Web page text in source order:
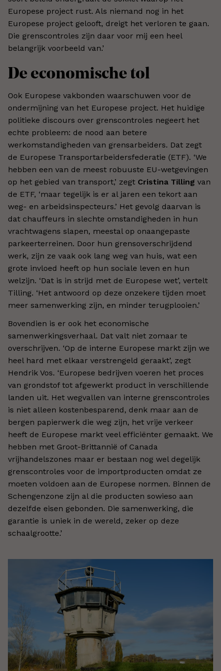
Europese project rust. Als niemand nog in het
Europese project gelooft, dreigt het verloren te gaan.
Die grenscontroles zijn daar voor mij een heel
belangrijk voorbeeld van.’
De economische tol
Ook Europese vakbonden waarschuwen voor de
ondermijning van het Europese project. Het huidige
politieke discours over grenscontroles negeert het
echte probleem: de nood aan betere
werkomstandigheden van grensarbeiders. Dat zegt
de Europese Transportarbeidersfederatie (ETF). ‘We
hebben een van de meest robuuste EU-wetgevingen
op het gebied van transport,’ zegt Cristina Tilling van
de ETF, ‘maar tegelijk is er al jaren een tekort aan
weg- en arbeidsinspecteurs.’ Het gevolg daarvan is
dat chauffeurs in slechte omstandigheden in hun
vrachtwagens slapen, meestal op onaangepaste
parkeerterreinen. Door hun grensoverschrijdend
werk, zijn ze vaak ook lang weg van huis, wat een
grote invloed heeft op hun sociale leven en hun
welzijn. ‘Dat is in strijd met de Europese wet’, vertelt
Tilling. ‘Het antwoord op deze onzekere tijden moet
meer samenwerking zijn, en minder terugplooien.’
Bovendien is er ook het economische
samenwerkingsverhaal. Dat valt niet zomaar te
overschrijven. ‘Op de interne Europese markt zijn we
heel hard met elkaar verstrengeld geraakt’, zegt
Hendrik Vos. ‘Europese bedrijven voeren het proces
van grondstof tot afgewerkt product in verschillende
landen uit. Het wegvallen van interne grenscontroles
is niet alleen kostenbesparend, denk maar aan de
bergen papierwerk die weg zijn, het vrije verkeer
heeft de Europese markt veel efficiënter gemaakt. We
hebben met Groot-Brittannië of Canada
vrijhandelszones maar er bestaan nog wel degelijk
grenscontroles voor de importproducten omdat ze
moeten voldoen aan de Europese normen. Binnen de
Schengenzone zijn al die producten sowieso aan
dezelfde eisen gebonden. Die samenwerking, die
garantie is uniek in de wereld, zeker op deze
schaalgrootte.’